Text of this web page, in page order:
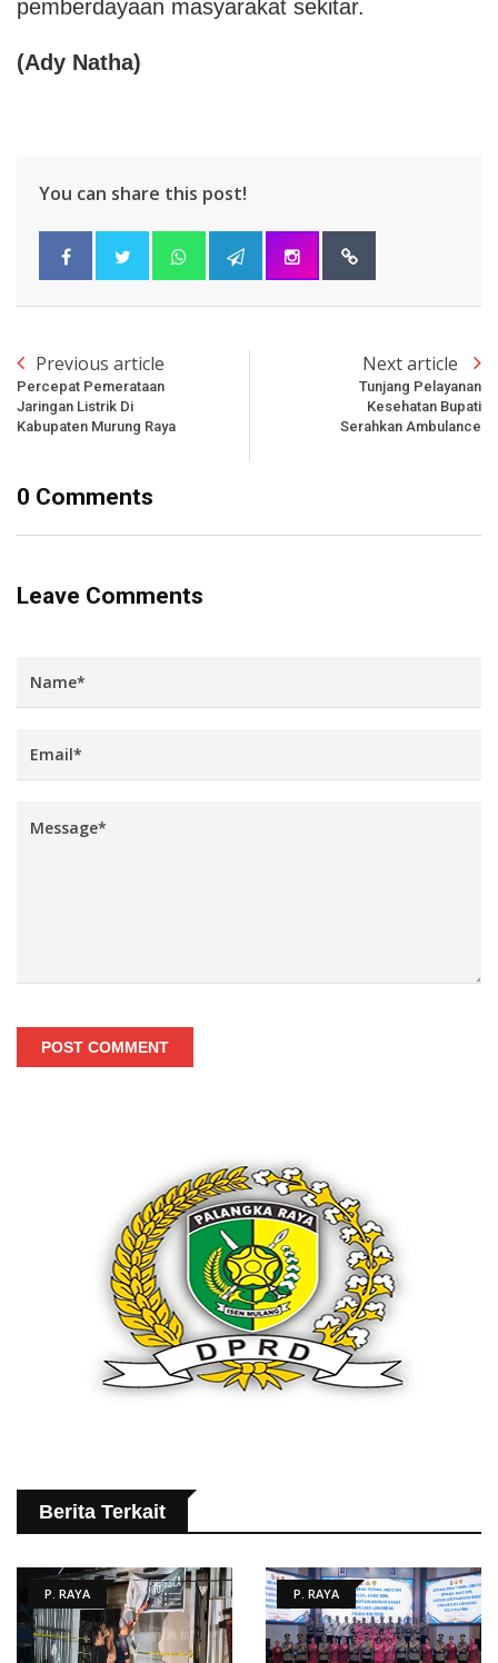
pemberdayaan masyarakat sekitar.
(Ady Natha)
You can share this post!
Previous article
Percepat Pemerataan
Jaringan Listrik Di
Kabupaten Murung Raya
Next article
Tunjang Pelayanan
Kesehatan Bupati
Serahkan Ambulance
0 Comments
Leave Comments
POST COMMENT
Berita Terkait
P. RAYA P. RAYA